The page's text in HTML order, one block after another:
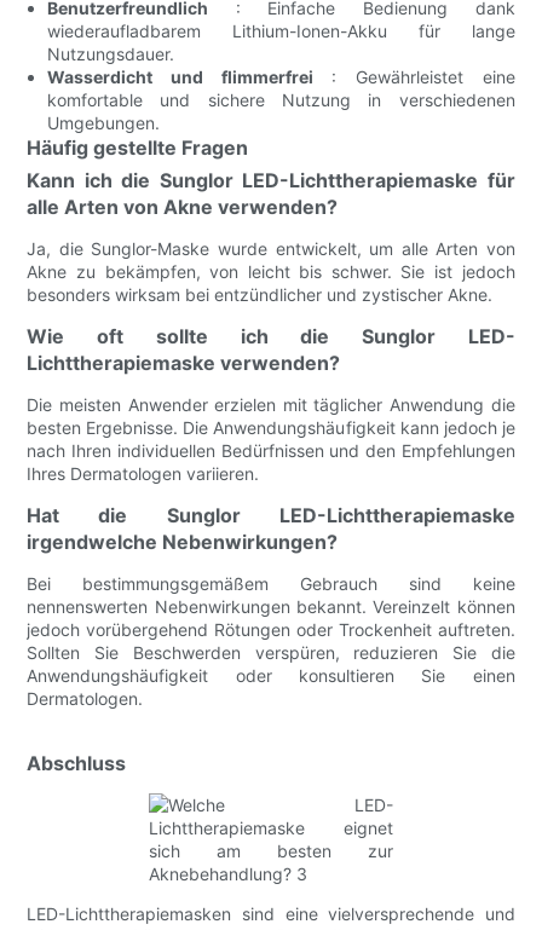
Benutzerfreundlich : Einfache Bedienung dank
wiederaufladbarem Lithium-Ionen-Akku für lange
Nutzungsdauer.
Wasserdicht und flimmerfrei : Gewährleistet eine
komfortable und sichere Nutzung in verschiedenen
Umgebungen.
Häufig gestellte Fragen
Kann ich die Sunglor LED-Lichttherapiemaske für
alle Arten von Akne verwenden?
Ja, die Sunglor-Maske wurde entwickelt, um alle Arten von
Akne zu bekämpfen, von leicht bis schwer. Sie ist jedoch
besonders wirksam bei entzündlicher und zystischer Akne.
Wie oft sollte ich die Sunglor LED-
Lichttherapiemaske verwenden?
Die meisten Anwender erzielen mit täglicher Anwendung die
besten Ergebnisse. Die Anwendungshäufigkeit kann jedoch je
nach Ihren individuellen Bedürfnissen und den Empfehlungen
Ihres Dermatologen variieren.
Hat die Sunglor LED-Lichttherapiemaske
irgendwelche Nebenwirkungen?
Bei bestimmungsgemäßem Gebrauch sind keine
nennenswerten Nebenwirkungen bekannt. Vereinzelt können
jedoch vorübergehend Rötungen oder Trockenheit auftreten.
Sollten Sie Beschwerden verspüren, reduzieren Sie die
Anwendungshäufigkeit oder konsultieren Sie einen
Dermatologen.
Abschluss
LED-Lichttherapiemasken sind eine vielversprechende und